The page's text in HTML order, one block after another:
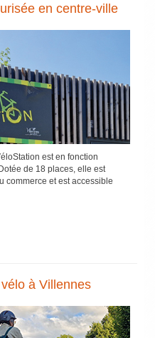
en centre-ville
est en fonction
de 18 places, elle est
commerce et est accessible
à Villennes